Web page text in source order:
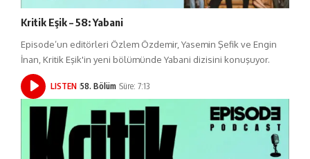
Kritik Eşik – 58: Yabani
Episode’un editörleri Özlem Özdemir, Yasemin Şefik ve Engin
İnan, Kritik Eşik'in yeni bölümünde Yabani dizisini konuşuyor.
LISTEN 58. Bölüm Süre: 7:13